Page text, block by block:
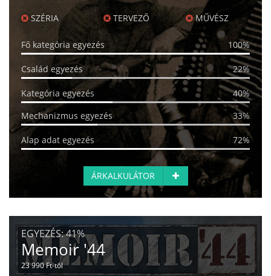
SZÉRIA TERVEZŐ MŰVÉSZ
Fő kategória egyezés 100%
Család egyezés 22%
Kategória egyezés
40%
Mechanizmus egyezés
33%
Alap adat egyezés 72%
ÁRKALKULÁTOR
EGYEZÉS:41%
Memoir '44
23 990 Ft-tól